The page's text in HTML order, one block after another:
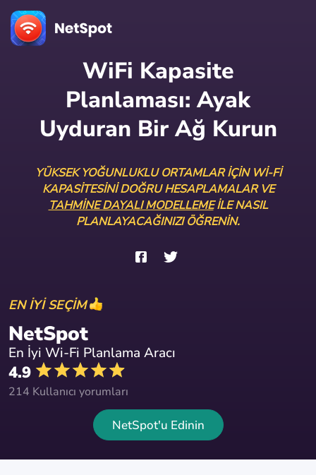
WiFi Kapasite
Planlaması: Ayak
Uyduran Bir Ağ Kurun
YÜKSEK YOĞUNLUKLU ORTAMLAR IÇIN WI-FI
KAPASITESINI DOĞRU HESAPLAMALAR VE
TAHMINE DAYALI MODELLEMEILE NASIL
PLANLAYACAĞINIZI ÖĞRENIN.
EN İYİ SEÇİM
NetSpot
En İyi Wi-Fi Planlama Aracı
4.9
214 Kullanıcı yorumları
NetSpot'u Edinin